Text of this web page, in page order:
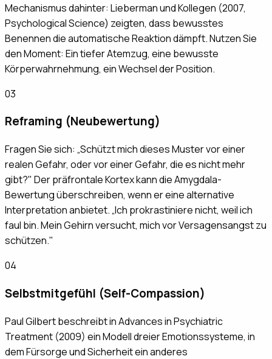
Mechanismus dahinter: Lieberman und Kollegen (2007,
Psychological Science) zeigten, dass bewusstes
Benennen die automatische Reaktion dämpft. Nutzen Sie
den Moment: Ein tiefer Atemzug, eine bewusste
Körperwahrnehmung, ein Wechsel der Position.
03
Reframing (Neubewertung)
Fragen Sie sich: „Schützt mich dieses Muster vor einer
realen Gefahr, oder vor einer Gefahr, die es nicht mehr
gibt?" Der präfrontale Kortex kann die Amygdala-
Bewertung überschreiben, wenn er eine alternative
Interpretation anbietet. „Ich prokrastiniere nicht, weil ich
faul bin. Mein Gehirn versucht, mich vor Versagensangst zu
schützen."
04
Selbstmitgefühl (Self-Compassion)
Paul Gilbert beschreibt in Advances in Psychiatric
Treatment (2009) ein Modell dreier Emotionssysteme, in
dem Fürsorge und Sicherheit ein anderes